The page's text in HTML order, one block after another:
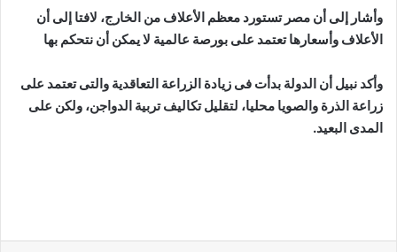
وأشار إلى أن مصر تستورد معظم الأعلاف من الخارج، لافتا إلى أن
الأعلاف وأسعارها تعتمد على بورصة عالمية لا يمكن أن نتحكم بها
وأكد نبيل أن الدولة بدأت فى زيادة الزراعة التعاقدية والتى تعتمد على
زراعة الذرة والصويا محليا، لتقليل تكاليف تربية الدواجن، ولكن على
المدى البعيد.